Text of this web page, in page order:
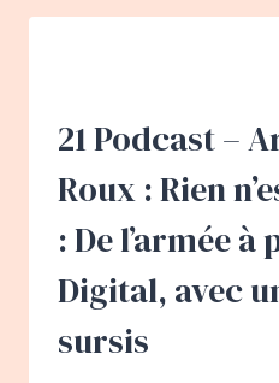
SOUMIER
DU
REPORTAGE
21 Podcast –
Roux : Rien
: De l’armée
Digital, avec
sursis